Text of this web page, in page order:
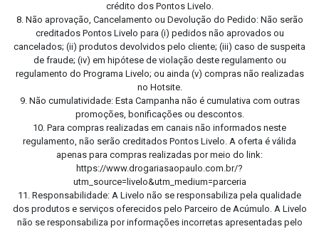
crédito dos Pontos Livelo.
8. Não aprovação, Cancelamento ou Devolução do Pedido: Não serão
creditados Pontos Livelo para (i) pedidos não aprovados ou
cancelados; (ii) produtos devolvidos pelo cliente; (iii) caso de suspeita
de fraude; (iv) em hipótese de violação deste regulamento ou
regulamento do Programa Livelo; ou ainda (v) compras não realizadas
no Hotsite.
9. Não cumulatividade: Esta Campanha não é cumulativa com outras
promoções, bonificações ou descontos.
10. Para compras realizadas em canais não informados neste
regulamento, não serão creditados Pontos Livelo. A oferta é válida
apenas para compras realizadas por meio do link:
https://www.drogariasaopaulo.com.br/?
utm_source=livelo&utm_medium=parceria
11. Responsabilidade: A Livelo não se responsabiliza pela qualidade
dos produtos e serviços oferecidos pelo Parceiro de Acúmulo. A Livelo
não se responsabiliza por informações incorretas apresentadas pelo